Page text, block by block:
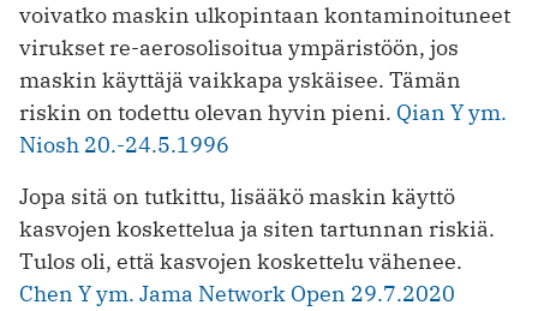
voivatko maskin ulkopintaan kontaminoituneet
virukset re-aerosolisoitua ympäristöön, jos
maskin käyttäjä vaikkapa yskäisee. Tämän
riskin on todettu olevan hyvin pieni. Qian Y ym.
Niosh 20.-24.5.1996
Jopa sitä on tutkittu, lisääkö maskin käyttö
kasvojen koskettelua ja siten tartunnan riskiä.
Tulos oli, että kasvojen koskettelu vähenee.
Chen Y ym. Jama Network Open 29.7.2020